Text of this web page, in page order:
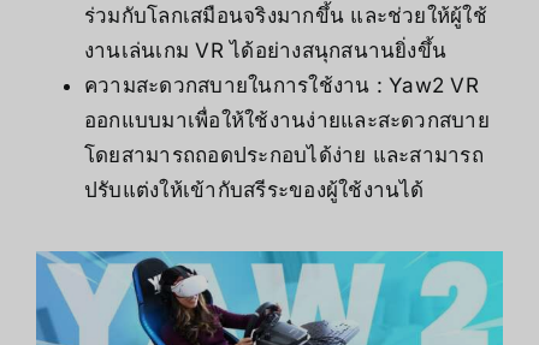
ร่วมกับโลกเสมือนจริงมากขึ้น และช่วยให้ผู้ใช้
งานเล่นเกม VR ได้อย่างสนุกสนานยิ่งขึ้น
ความสะดวกสบายในการใช้งาน : Yaw2 VR
ออกแบบมาเพื่อให้ใช้งานง่ายและสะดวกสบาย
โดยสามารถถอดประกอบได้ง่าย และสามารถ
ปรับแต่งให้เข้ากับสรีระของผู้ใช้งานได้